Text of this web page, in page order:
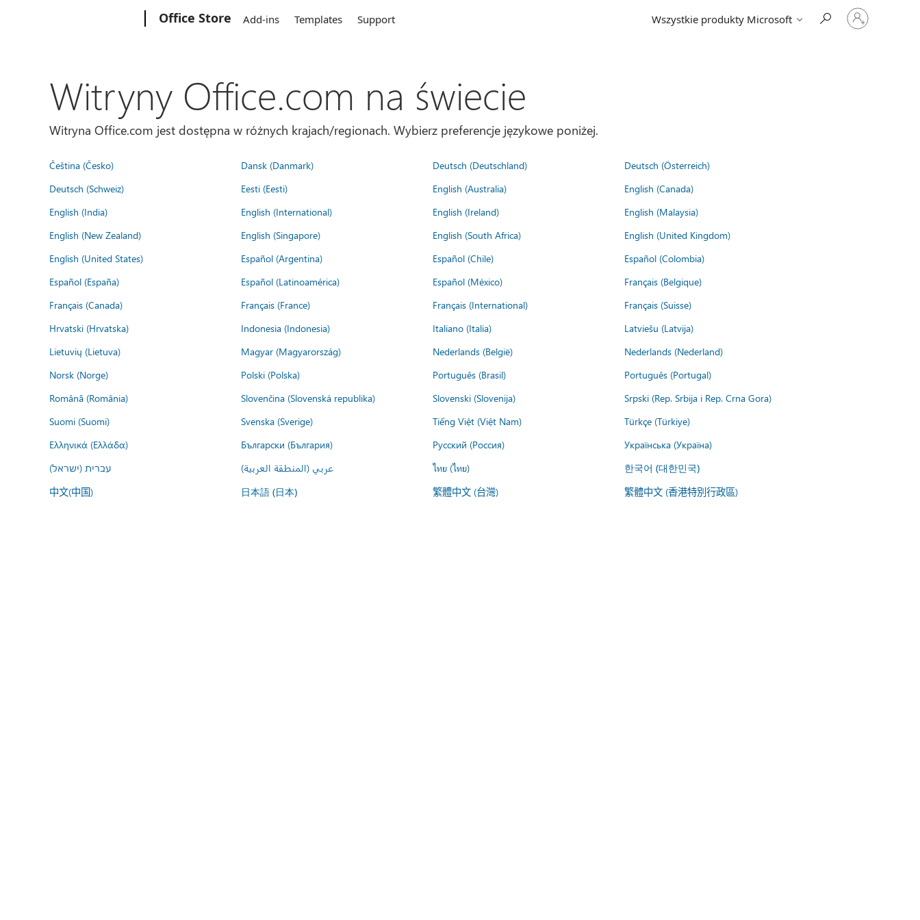
Office Store Add-ins Templates Support Wszystkie produkty Microsoft
Zaloguj
się
Witryny Office.com na świecie
Witryna Office.com jest dostępna w różnych krajach/regionach. Wybierz preferencje językowe poniżej.
Čeština (Česko) Dansk (Danmark) Deutsch (Deutschland)
Deutsch (Österreich)
Deutsch (Schweiz)
Eesti (Eesti) English (Australia)
English (Canada)
English (India)
English (International) English (Ireland)
English (Malaysia)
English (New Zealand)
English (Singapore) English (South Africa)
English (United Kingdom)
English (United States)
Español (Argentina) Español (Chile)
Español (Colombia)
Español (España)
Español (Latinoamérica) Español (México)
Français (Belgique)
Français (Canada)
Français (France) Français (International)
Français (Suisse)
Hrvatski (Hrvatska)
Indonesia (Indonesia) Italiano (Italia)
Latviešu (Latvija)
Lietuvių (Lietuva)
Magyar (Magyarország) Nederlands (België)
Nederlands (Nederland)
Norsk (Norge)
Polski (Polska) Português (Brasil)
Português (Portugal)
Română (România)
Slovenčina (Slovenská republika) Slovenski (Slovenija)
Srpski (Rep. Srbija i Rep. Crna Gora)
Suomi (Suomi)
Svenska (Sverige) Tiếng Việt (Việt Nam)
Türkçe (Türkiye)
Ελληνικά (Ελλάδα)
Български (България) Русский (Россия)
Українська (Україна)
עברית (ישראל)
عربي (المنطقة العربية) ไทย (ไทย) 한국어 (대한민국)
中文(中国) 日本語 (日本) 繁體中文 (台灣) 繁體中文 (香港特別行政區)